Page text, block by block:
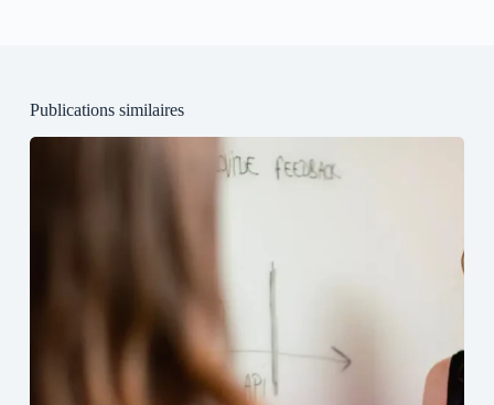
Publications similaires